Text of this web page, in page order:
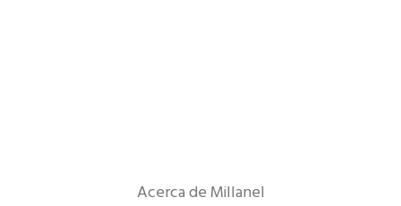
Acerca de Millanel